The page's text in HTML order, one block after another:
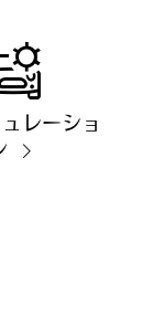
レーショ